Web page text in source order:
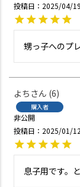
投稿日
2025/04/19
甥っ子へのプ
よち 6
購入者
非公開
投稿日
2025/01/
息子用です。